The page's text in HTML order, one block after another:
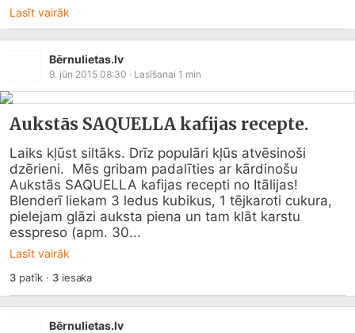
Lasīt vairāk
Bērnulietas.lv
9. jūn 2015 08:30 · Lasīšanai 1 min
Aukstās SAQUELLA kafijas recepte.
Laiks kļūst siltāks. Drīz populāri kļūs atvēsinoši
dzērieni.  Mēs gribam padalīties ar kārdinošu
Aukstās SAQUELLA kafijas recepti no Itālijas!
Blenderī liekam 3 ledus kubikus, 1 tējkaroti cukura,
pielejam glāzi auksta piena un tam klāt karstu
esspreso (apm. 30...
Lasīt vairāk
3patīk · 3iesaka
Bērnulietas.lv